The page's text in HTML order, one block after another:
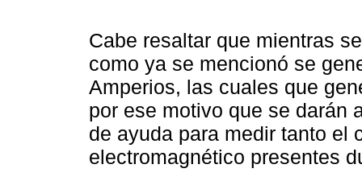
Cabe resaltar que mientras
como ya se mencionó se
Amperios, las cuales que
por ese motivo que se darán
de ayuda para medir tanto el
electromagnético presentes